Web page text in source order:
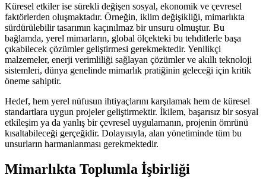
Küresel etkiler ise sürekli değişen sosyal, ekonomik ve çevresel
faktörlerden oluşmaktadır. Örneğin, iklim değişikliği, mimarlıkta
sürdürülebilir tasarımın kaçınılmaz bir unsuru olmuştur. Bu
bağlamda, yerel mimarların, global ölçekteki bu tehditlerle başa
çıkabilecek çözümler geliştirmesi gerekmektedir. Yenilikçi
malzemeler, enerji verimliliği sağlayan çözümler ve akıllı teknoloji
sistemleri, dünya genelinde mimarlık pratiğinin geleceği için kritik
öneme sahiptir.
Hedef, hem yerel nüfusun ihtiyaçlarını karşılamak hem de küresel
standartlara uygun projeler geliştirmektir. İkilem, başarısız bir sosyal
etkileşim ya da yanlış bir çevresel uygulamanın, projenin ömrünü
kısaltabileceği gerçeğidir. Dolayısıyla, alan yönetiminde tüm bu
unsurların harmanlanması gerekmektedir.
Mimarlıkta Toplumla İşbirliği